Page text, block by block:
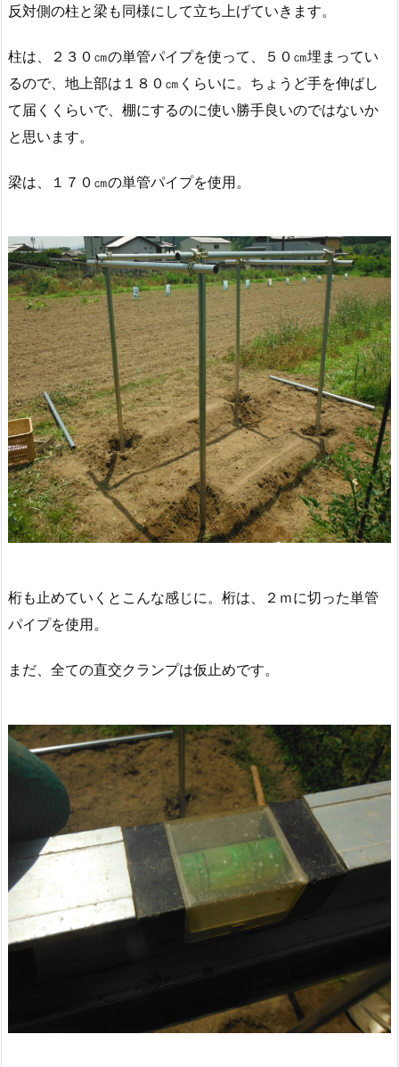
反対側の柱と梁も同様にして立ち上げていきます。
柱は、２３０㎝の単管パイプを使って、５０㎝埋まってい
るので、地上部は１８０㎝くらいに。ちょうど手を伸ばし
て届くくらいで、棚にするのに使い勝手良いのではないか
と思います。
梁は、１７０㎝の単管パイプを使用。
桁も止めていくとこんな感じに。桁は、２ｍに切った単管
パイプを使用。
まだ、全ての直交クランプは仮止めです。